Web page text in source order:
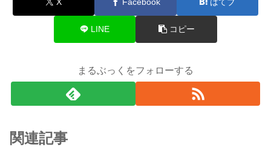
LINE コピー
まるぶっくをフォローする
関連記事